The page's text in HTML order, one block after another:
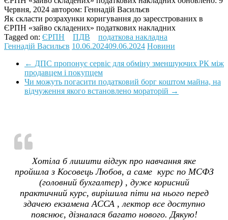
Червня, 2024 автором: Геннадій Васильєв
Як скласти розрахунки коригування до зареєстрованих в
ЄРПН «зайво складених» податкових накладних
Tagged on: ЄРПН ПДВ
податкова накладна
Геннадій Васильєв 10.06.202409.06.2024 Новини
← ДПС пропонує сервіс для обміну зменшуючих РК між
продавцем і покупцем
Чи можуть погасити податковий борг коштом майна, на
відчуження якого встановлено мораторій →
Хотіла б лишити відгук про навчання яке
пройшла з Косовець Любов, а саме курс по МСФЗ
(головний бухгалтер) , дуже корисний
практичний курс, вирішила піти на нього перед
здачею екзамена АССА , лектор все доступно
пояснює, дізналася багато нового. Дякую!